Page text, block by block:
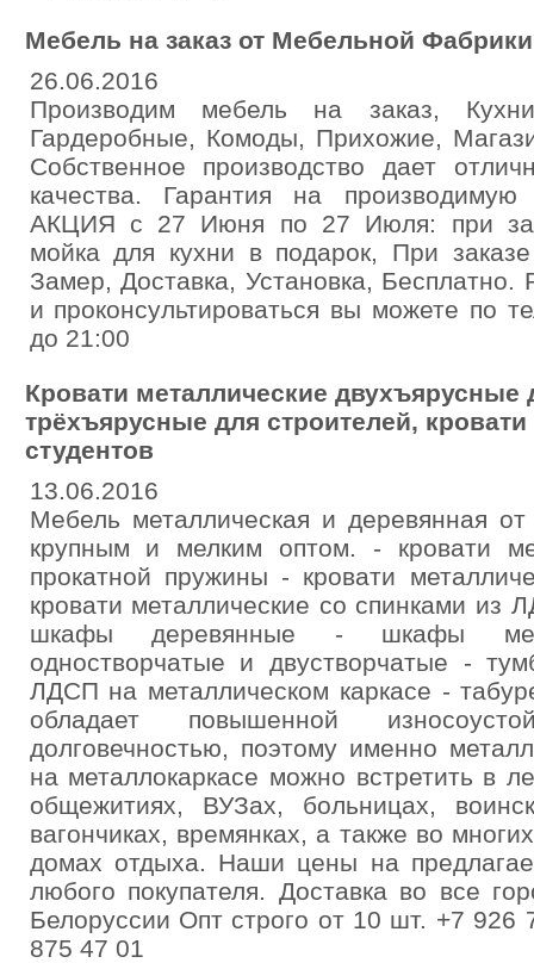
Мебель на заказ от Мебельной Фабрики
26.06.2016
Производим мебель на заказ,
Гардеробные, Комоды, Прихожие,
Собственное производство дает
качества. Гарантия на
АКЦИЯ с 27 Июня по 27 Июля: при
мойка для кухни в подарок, При
Замер, Доставка, Установка, Бесплатно.
и проконсультироваться вы можете по
до 21:00
Кровати металлические двухъярусные
трёхъярусные для строителей,
студентов
13.06.2016
Мебель металлическая и деревянная
крупным и мелким оптом. - кровати
прокатной пружины - кровати
кровати металлические со спинками из
шкафы деревянные - шкафы
одностворчатые и двустворчатые -
ЛДСП на металлическом каркасе -
обладает повышенной
долговечностью, поэтому именно
на металлокаркасе можно встретить в
общежитиях, ВУЗах, больницах,
вагончиках, времянках, а также во
домах отдыха. Наши цены на
любого покупателя. Доставка во все
Белоруссии Опт строго от 10 шт. +7 926
875 47 01